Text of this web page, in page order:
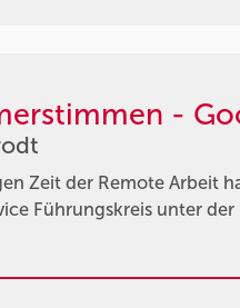
-
Zeit der Remote Arbeit
Führungskreis unter